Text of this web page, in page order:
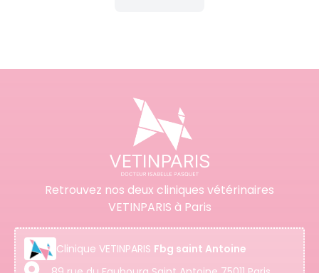
Retrouvez nos deux cliniques vétérinaires
VETINPARIS à Paris
Clinique VETINPARIS Fbg saint Antoine